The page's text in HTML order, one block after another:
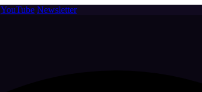
YouTube Newsletter